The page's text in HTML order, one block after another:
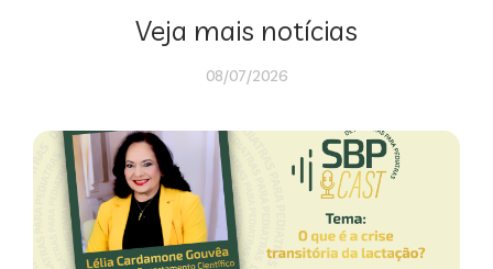
Veja mais notícias
08/07/2026